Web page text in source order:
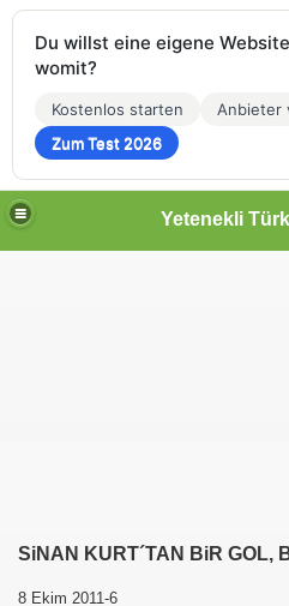
SiNAN KURT´TAN BiR GOL,
8 Ekim 2011-6
Du willst eine eigene
womit?
Kostenlos starten
Anbieter
Zum Test 2026